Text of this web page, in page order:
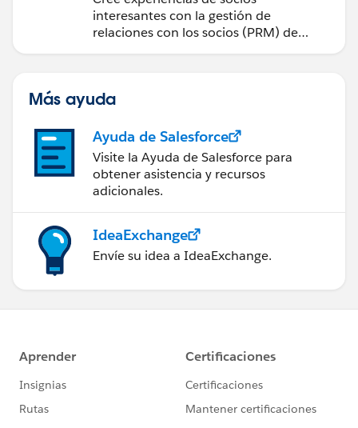
interesantes con la gestión de
relaciones con los socios (PRM) de
Más ayuda
Ayuda de Salesforce
Visite la Ayuda de Salesforce para
obtener asistencia y recursos
adicionales.
IdeaExchange
Envíe su idea a IdeaExchange.